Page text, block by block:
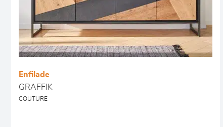
Enfilade
GRAFFIK
COUTURE